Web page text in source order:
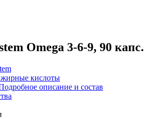
Omega 3-6-9, 90 капс.
кислоты
описание и состав